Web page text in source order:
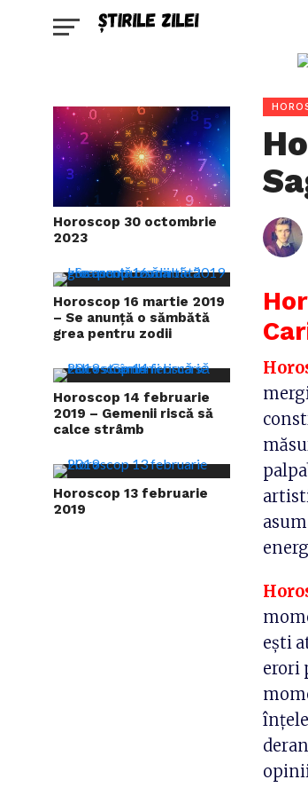
Horoscop 30 octombrie
2023
Horoscop 16 martie 2019
– Se anunță o sămbătă
grea pentru zodii
Horoscop 14 februarie
2019 – Gemenii riscă să
calce strâmb
Horoscop 13 februarie
2019
eşti
erori